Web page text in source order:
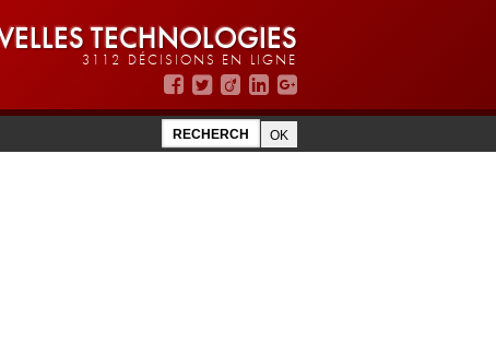
TECHNOLOGIES
3112 DÉCISIONS EN LIGNE